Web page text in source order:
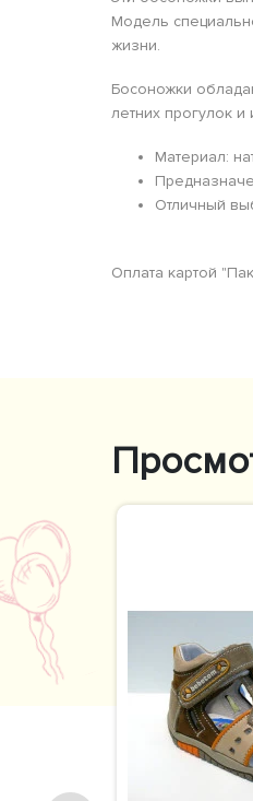
Модель
жизни.
Босоножки
летних прогулок
Материал:
Отличный
Оплата картой